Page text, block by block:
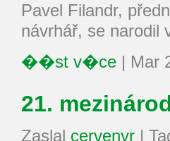
Pavel Filandr,
návrhář, se
��st v�ce | Mar
21.
Zaslal cervenyr |